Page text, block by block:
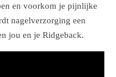
en voorkom je pijnlijke
nagelverzorging een
jou en je Ridgeback.